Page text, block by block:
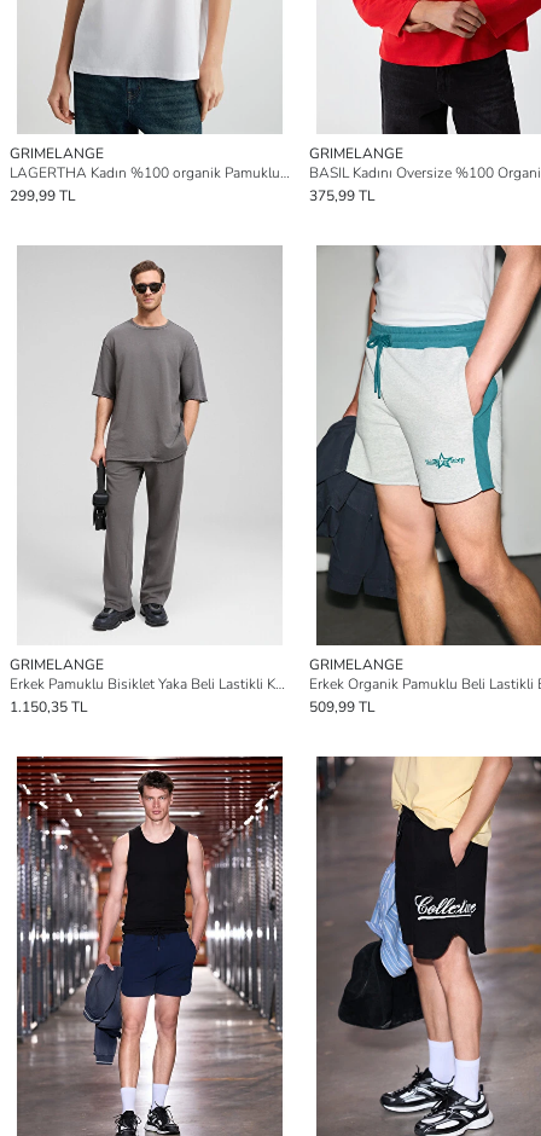
GRIMELANGE
LAGERTHA Kadın %100 organik Pamuklu Kalın Dokulu Oversize Fit Yuvarlak Yakalı BEYAZ T-Shirt
299,99 TL
GRIMELANGE
375,99 TL
GRIMELANGE
Erkek Pamuklu Bisiklet Yaka Beli Lastikli Kordonlu Çift Cepli Regular ANTRASİT Eşofman Takımı
1.150,35 TL
GRIMELANGE
509,99 TL